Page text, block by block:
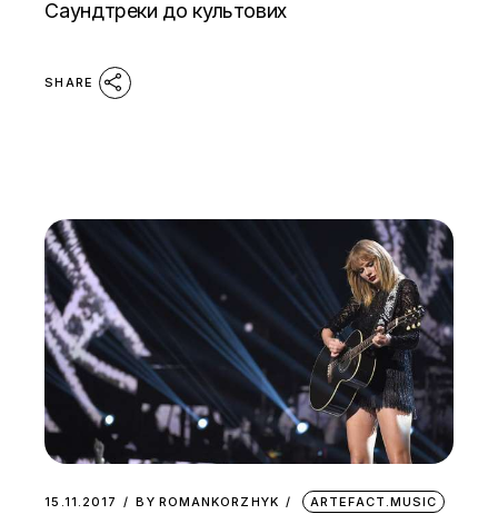
Саундтреки до культових
SHARE
15.11.2017 BY ROMANKORZHYK ARTEFACT.MUSIC